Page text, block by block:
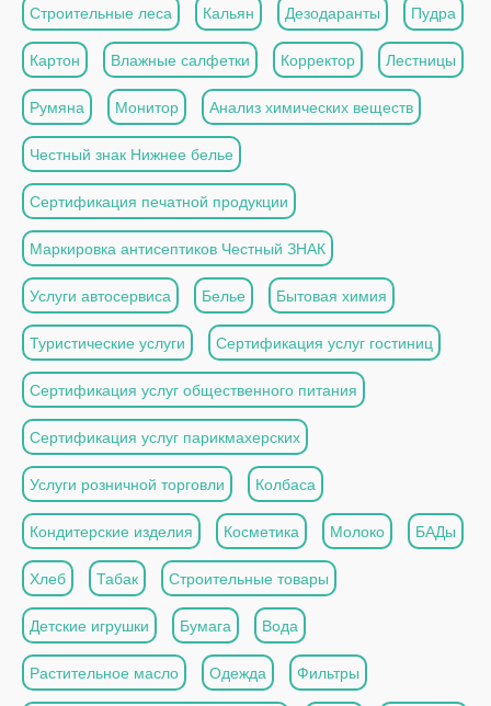
Строительные леса Кальян Дезодаранты Пудра
Картон Влажные салфетки Корректор Лестницы
Румяна Монитор Анализ химических веществ
Честный знак Нижнее белье
Сертификация печатной продукции
Маркировка антисептиков Честный ЗНАК
Услуги автосервиса Белье Бытовая химия
Туристические услуги Сертификация услуг гостиниц
Сертификация услуг общественного питания
Сертификация услуг парикмахерских
Услуги розничной торговли Колбаса
Кондитерские изделия Косметика Молоко БАДы
Хлеб Табак Строительные товары
Детские игрушки Бумага Вода
Растительное масло Одежда Фильтры